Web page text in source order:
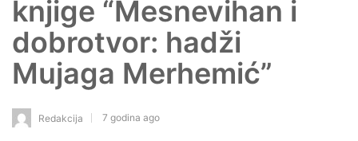
knjige “Mesnevihan i
dobrotvor: hadži
Mujaga Merhemić”
Redakcija 7 godina ago